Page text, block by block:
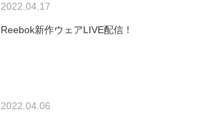
2022.04.17
Reebok新作ウェアLIVE配信！
2022.04.06